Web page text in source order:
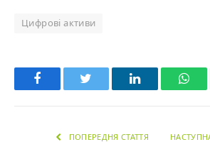
Цифрові активи
Facebook LinkedIn
ПОПЕРЕДНЯ СТАТТЯ